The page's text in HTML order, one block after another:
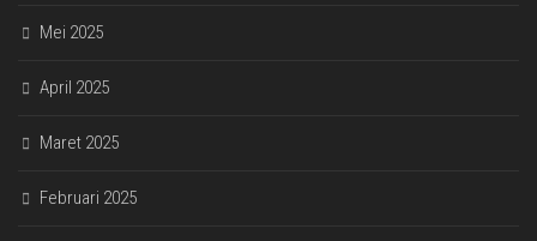
Mei 2025
April 2025
Maret 2025
Februari 2025